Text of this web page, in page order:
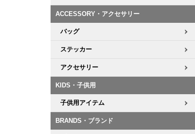
ACCESSORY・アクセサリー
バッグ
ステッカー
アクセサリー
KIDS・子供用
子供用アイテム
BRANDS・ブランド
シェイプデッキ
高性能デッキ